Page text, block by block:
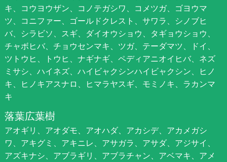
キ、コウヨウザン、コノテガシワ、コメツガ、ゴヨウマ
ツ、コニファー、ゴールドクレスト、サワラ、シノブヒ
バ、シラビソ、スギ、ダイオウショウ、タギョウショウ、
チャボヒバ、チョウセンマキ、ツガ、テーダマツ、ドイ、
ツトウヒ、トウヒ、ナギナギ、ペディアニオイヒバ、ネズ
ミサシ、ハイネズ、ハイビャクシンハイビャクシン、ヒノ
キ、ヒノキアスナロ、ヒマラヤスギ、モミノキ、ラカンマ
キ
落葉広葉樹
アオギリ、アオダモ、アオハダ、アカシデ、アカメガシ
ワ、アキグミ、アキニレ、アサガラ、アサダ、アジサイ、
アズキナシ、アブラギリ、アブラチャン、アベマキ、アメ